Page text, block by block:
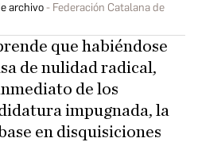
archivo
Federación Catalana de
que habiéndose
de nulidad radical,
de los
impugnada, la
en disquisiciones